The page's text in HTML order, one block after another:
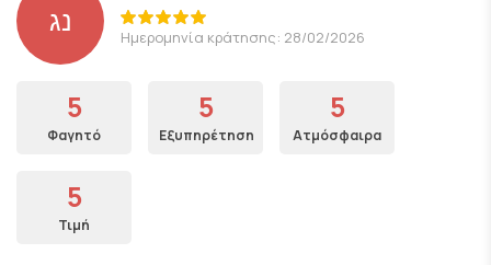
נג Ημερομηνία κράτησης: 28/02/2026
5
Φαγητό
5
Εξυπηρέτηση
5
Ατμόσφαιρα
5
Τιμή